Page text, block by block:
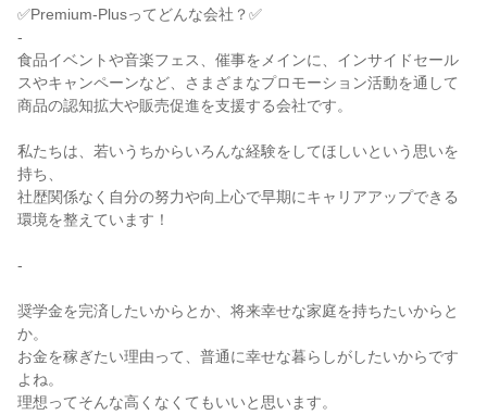
✅Premium-Plusってどんな会社？✅
-
食品イベントや音楽フェス、催事をメインに、インサイドセール
スやキャンペーンなど、さまざまなプロモーション活動を通して
商品の認知拡大や販売促進を支援する会社です。
私たちは、若いうちからいろんな経験をしてほしいという思いを
持ち、
社歴関係なく自分の努力や向上心で早期にキャリアアップできる
環境を整えています！
-
奨学金を完済したいからとか、将来幸せな家庭を持ちたいからと
か。
お金を稼ぎたい理由って、普通に幸せな暮らしがしたいからです
よね。
理想ってそんな高くなくてもいいと思います。